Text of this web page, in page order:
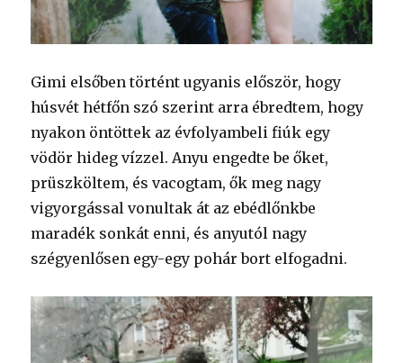
Gimi elsőben történt ugyanis először, hogy
húsvét hétfőn szó szerint arra ébredtem, hogy
nyakon öntöttek az évfolyambeli fiúk egy
vödör hideg vízzel. Anyu engedte be őket,
prüszköltem, és vacogtam, ők meg nagy
vigyorgással vonultak át az ebédlőnkbe
maradék sonkát enni, és anyutól nagy
szégyenlősen egy-egy pohár bort elfogadni.